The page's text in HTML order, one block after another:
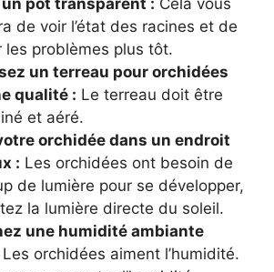
de voir l’état des racines et de
les problèmes plus tôt.
un terreau pour orchidées
qualité : Le terreau doit être
et aéré.
orchidée dans un endroit
: Les orchidées ont besoin de
de lumière pour se développer,
la lumière directe du soleil.
une humidité ambiante
Les orchidées aiment l’humidité.